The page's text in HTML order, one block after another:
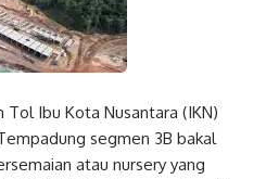
Tol Ibu Kota Nusantara (IKN)
segmen 3B bakal
atau nursery yang